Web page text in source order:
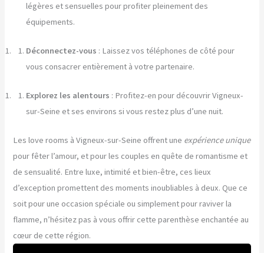
légères et sensuelles pour profiter pleinement des
équipements.
Déconnectez-vous : Laissez vos téléphones de côté pour
vous consacrer entièrement à votre partenaire.
Explorez les alentours : Profitez-en pour découvrir Vigneux-
sur-Seine et ses environs si vous restez plus d’une nuit.
Les love rooms à Vigneux-sur-Seine offrent une expérience unique
pour fêter l’amour, et pour les couples en quête de romantisme et
de sensualité. Entre luxe, intimité et bien-être, ces lieux
d’exception promettent des moments inoubliables à deux. Que ce
soit pour une occasion spéciale ou simplement pour raviver la
flamme, n’hésitez pas à vous offrir cette parenthèse enchantée au
cœur de cette région.